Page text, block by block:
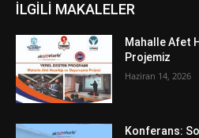
İLGİLİ MAKALELER
Mahalle Afet
Projemiz
Haziran 14, 2026
Konferans: